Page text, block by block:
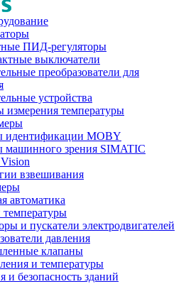
ПИД-регуляторы
выключатели
преобразователи для
устройства
измерения температуры
идентификации MOBY
машинного зрения SIMATIC
взвешивания
автоматика
и пускатели электродвигателей
давления
клапаны
и температуры
и безопасность зданий